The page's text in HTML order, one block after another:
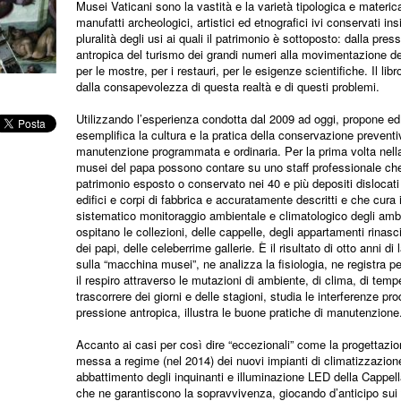
Musei Vaticani sono la vastità e la varietà tipologica e
manufatti archeologici, artistici ed etnografici ivi conservati
pluralità degli usi ai quali il patrimonio è sottoposto: dalla
antropica del turismo dei grandi numeri alla movimentazione
per le mostre, per i restauri, per le esigenze scientifiche. Il
dalla consapevolezza di questa realtà e di questi problemi.
Utilizzando l’esperienza condotta dal 2009 ad oggi, propone ed
esemplifica la cultura e la pratica della conservazione
manutenzione programmata e ordinaria. Per la prima volta
musei del papa possono contare su uno staff professionale
patrimonio esposto o conservato nei 40 e più depositi
edifici e corpi di fabbrica e accuratamente descritti e che cura
sistematico monitoraggio ambientale e climatologico degli
ospitano le collezioni, delle cappelle, degli appartamenti
dei papi, delle celeberrime gallerie. È il risultato di otto anni di
sulla “macchina musei”, ne analizza la fisiologia, ne registra
il respiro attraverso le mutazioni di ambiente, di clima, di
trascorrere dei giorni e delle stagioni, studia le interferenze
pressione antropica, illustra le buone pratiche di manutenzione.
Accanto ai casi per così dire “eccezionali” come la
messa a regime (nel 2014) dei nuovi impianti di
abbattimento degli inquinanti e illuminazione LED della
che ne garantiscono la sopravvivenza, giocando d’anticipo